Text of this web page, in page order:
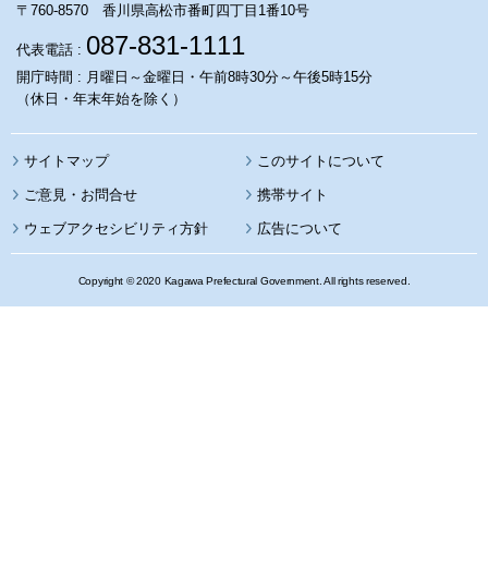
〒760-8570 香川県高松市番町四丁目1番10号
代表電話 : 087-831-1111
開庁時間 : 月曜日～金曜日・午前8時30分～午後5時15分
（休日・年末年始を除く）
サイトマップ このサイトについて
携帯サイト
ウェブアクセシビリティ方針 広告について
Copyright © 2020 Kagawa Prefectural Government. All rights reserved.